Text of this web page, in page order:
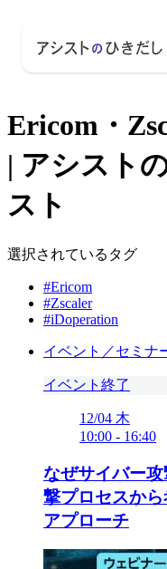
Ericom・
| アシスト
スト
選択されているタグ
#Ericom
#Zscaler
#iDoperation
イベント／セミナ
イベント終了
12/04 木
10:00 - 16:40
なぜサイバー
撃プロセスか
アプローチ